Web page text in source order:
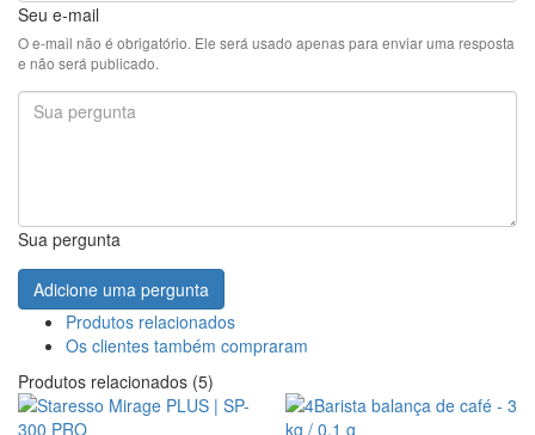
Seu e-mail
O e-mail não é obrigatório. Ele será usado apenas para enviar uma resposta
e não será publicado.
Sua pergunta
Adicione uma pergunta
Produtos relacionados
Os clientes também compraram
Produtos relacionados (5)